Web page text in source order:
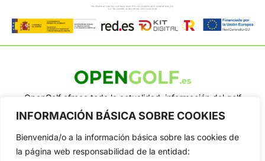
INFORMACIÓN BÁSICA SOBRE COOKIES
Bienvenida/o a la información básica sobre las cookies de
la página web responsabilidad de la entidad:
OpenGolf ofrece toda la actualidad, información del golf
profesional y amateur, resultados en directo, vídeos, noticias,
Jon Rahm, LIV Golf, PGA Tour, Ryder Cup, DP World Tour, LPGA
Categorias